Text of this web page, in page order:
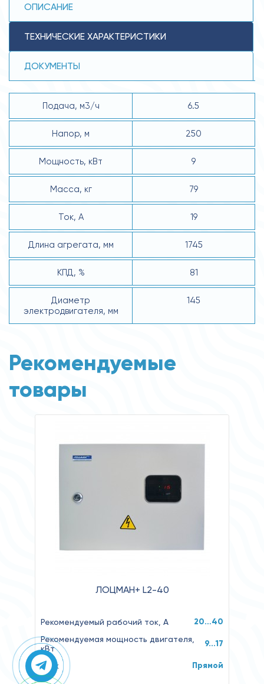
ОПИСАНИЕ
ТЕХНИЧЕСКИЕ ХАРАКТЕРИСТИКИ
ДОКУМЕНТЫ
Подача, м3/ч 6.5
Напор, м 250
Мощность, кВт 9
Масса, кг 79
Ток, А 19
Длина агрегата, мм 1745
КПД, % 81
Диаметр
электродвигателя, мм
145
Рекомендуемые
товары
ЛОЦМАН+ L2-40
Рекомендуемый рабочий ток, А 20…40
Рекомендуемая мощность двигателя,
кВт
9...17
Пуск Прямой